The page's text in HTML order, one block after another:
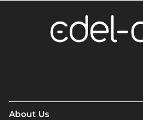
About Us